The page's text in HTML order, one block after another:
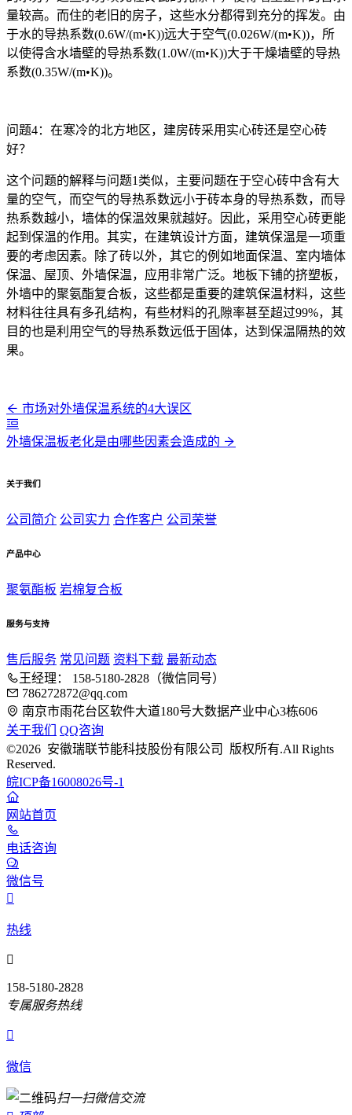
量较高。而住的老旧的房子，这些水分都得到充分的挥发。由
于水的导热系数(0.6W/(m•K))远大于空气(0.026W/(m•K))，所
以使得含水墙壁的导热系数(1.0W/(m•K))大于干燥墙壁的导热
系数(0.35W/(m•K))。
问题4：在寒冷的北方地区，建房砖采用实心砖还是空心砖
好？
这个问题的解释与问题1类似，主要问题在于空心砖中含有大
量的空气，而空气的导热系数远小于砖本身的导热系数，而导
热系数越小，墙体的保温效果就越好。因此，采用空心砖更能
起到保温的作用。其实，在建筑设计方面，建筑保温是一项重
要的考虑因素。除了砖以外，其它的例如地面保温、室内墙体
保温、屋顶、外墙保温，应用非常广泛。地板下铺的挤塑板，
外墙中的聚氨酯复合板，这些都是重要的建筑保温材料，这些
材料往往具有多孔结构，有些材料的孔隙率甚至超过99%，其
目的也是利用空气的导热系数远低于固体，达到保温隔热的效
果。
市场对外墙保温系统的4大误区
外墙保温板老化是由哪些因素会造成的
关于我们
公司简介 公司实力 合作客户 公司荣誉
产品中心
聚氨酯板 岩棉复合板
服务与支持
售后服务 常见问题 资料下载 最新动态
王经理： 158-5180-2828（微信同号）
786272872@qq.com
南京市雨花台区软件大道180号大数据产业中心3栋606
关于我们
QQ咨询
©2026 安徽瑞联节能科技股份有限公司 版权所有.All Rights
Reserved.
皖ICP备16008026号-1
网站首页
电话咨询
微信号

热线

158-5180-2828
专属服务热线

微信
扫一扫微信交流